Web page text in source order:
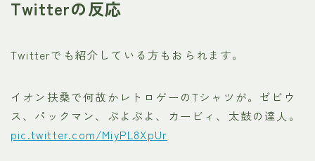
Twitterの反応
Twitterでも紹介している方もおられます。
イオン扶桑で何故かレトロゲーのTシャツが。ゼビウ
ス、パックマン、ぷよぷよ、カービィ、太鼓の達人。
pic.twitter.com/MiyPL8XpUr